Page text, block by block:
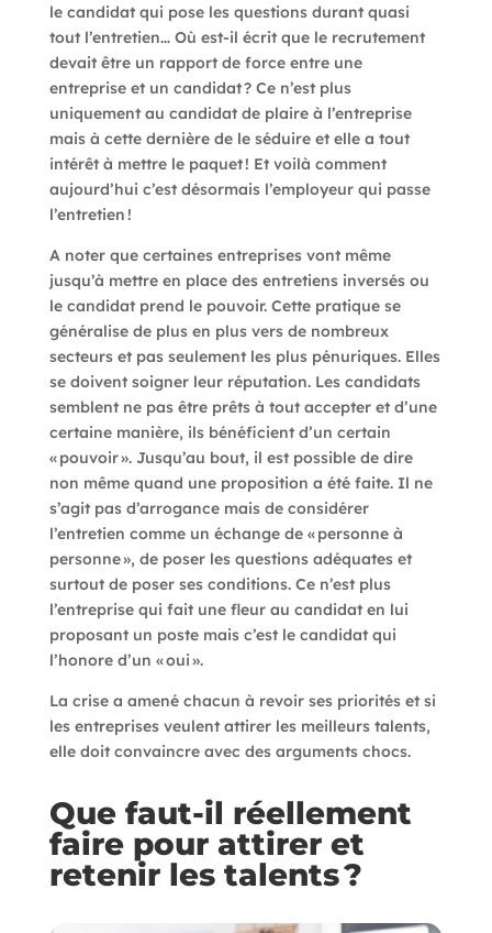
le candidat qui pose les questions durant quasi
tout l’entretien… Où est-il écrit que le recrutement
devait être un rapport de force entre une
entreprise et un candidat ? Ce n’est plus
uniquement au candidat de plaire à l’entreprise
mais à cette dernière de le séduire et elle a tout
intérêt à mettre le paquet ! Et voilà comment
aujourd’hui c’est désormais l’employeur qui passe
l’entretien !
A noter que certaines entreprises vont même
jusqu’à mettre en place des entretiens inversés ou
le candidat prend le pouvoir. Cette pratique se
généralise de plus en plus vers de nombreux
secteurs et pas seulement les plus pénuriques. Elles
se doivent soigner leur réputation. Les candidats
semblent ne pas être prêts à tout accepter et d’une
certaine manière, ils bénéficient d’un certain
« pouvoir ». Jusqu’au bout, il est possible de dire
non même quand une proposition a été faite. Il ne
s’agit pas d’arrogance mais de considérer
l’entretien comme un échange de « personne à
personne », de poser les questions adéquates et
surtout de poser ses conditions. Ce n’est plus
l’entreprise qui fait une fleur au candidat en lui
proposant un poste mais c’est le candidat qui
l’honore d’un « oui ».
La crise a amené chacun à revoir ses priorités et si
les entreprises veulent attirer les meilleurs talents,
elle doit convaincre avec des arguments chocs.
Que faut-il réellement
faire pour attirer et
retenir les talents ?